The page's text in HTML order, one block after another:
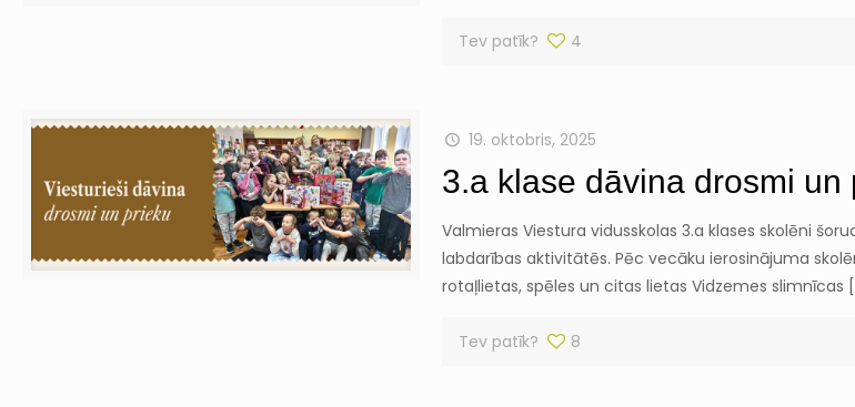
Tev patīk? 4
19. oktobris, 2025
3.a klase dāvina drosmi un
Valmieras Viestura vidusskolas 3.a klases skolēni
labdarības aktivitātēs. Pēc vecāku ierosinājuma
rotaļlietas, spēles un citas lietas Vidzemes slimnīcas
Tev patīk? 8